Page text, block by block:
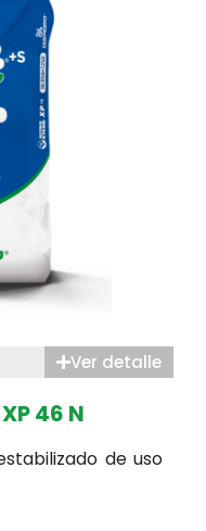
Ver detalle
46 N
de uso